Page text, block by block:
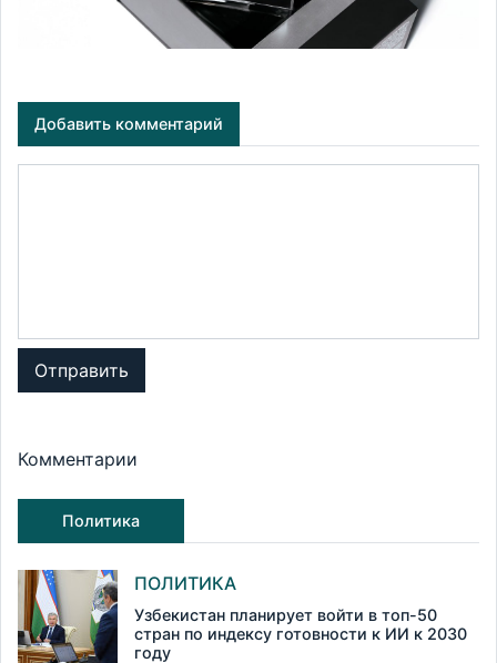
Добавить комментарий
Отправить
Комментарии
Политика
ПОЛИТИКА
Узбекистан планирует войти в топ-50
стран по индексу готовности к ИИ к 2030
году